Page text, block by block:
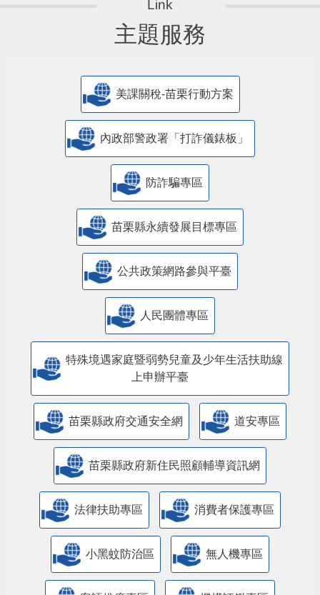
主題服務
美課關稅-苗栗行動方案
內政部警政署「打詐儀錶板」
防詐騙專區
苗栗縣永續發展目標專區
公共政策網路參與平臺
人民團體專區
特殊境遇家庭暨弱勢兒童及少年生活扶助線
上申辦平臺
苗栗縣政府交通安全網 道安專區
苗栗縣政府新住民照顧輔導資訊網
法律扶助專區 消費者保護專區
小黑蚊防治區 無人機專區